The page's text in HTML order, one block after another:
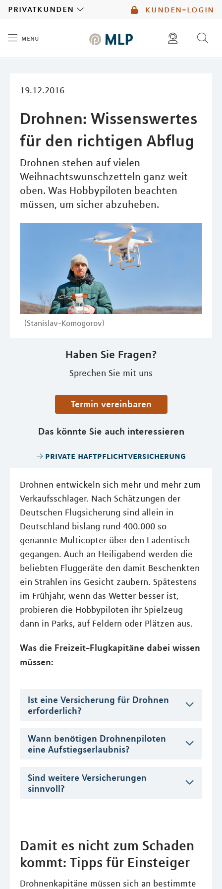
kunden-login
privatkunden
menü
19.12.2016
Drohnen: Wissenswertes
für den richtigen Abflug
Drohnen stehen auf vielen
Weihnachtswunschzetteln ganz weit
oben. Was Hobbypiloten beachten
müssen, um sicher abzuheben.
(Stanislav-Komogorov)
Haben Sie Fragen?
Sprechen Sie mit uns
Termin vereinbaren
Das könnte Sie auch interessieren
private haftpflichtversicherung
Drohnen entwickeln sich mehr und mehr zum
Verkaufsschlager. Nach Schätzungen der
Deutschen Flugsicherung sind allein in
Deutschland bislang rund 400.000 so
genannte Multicopter über den Ladentisch
gegangen. Auch an Heiligabend werden die
beliebten Fluggeräte den damit Beschenkten
ein Strahlen ins Gesicht zaubern. Spätestens
im Frühjahr, wenn das Wetter besser ist,
probieren die Hobbypiloten ihr Spielzeug
dann in Parks, auf Feldern oder Plätzen aus.
Was die Freizeit-Flugkapitäne dabei wissen
müssen:
Ist eine Versicherung für Drohnen
erforderlich?
Wann benötigen Drohnenpiloten
eine Aufstiegserlaubnis?
Sind weitere Versicherungen
sinnvoll?
Damit es nicht zum Schaden
kommt: Tipps für Einsteiger
Drohnenkapitäne müssen sich an bestimmte